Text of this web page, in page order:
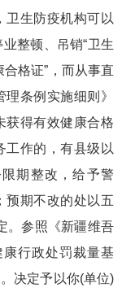
卫生防疫机构可以
整顿、吊销“卫生
格证”，而从事直
条例实施细则》
获得有效健康合格
工作的，有县级以
期整改，给予警
预期不改的处以五
。参照
《新疆维吾
行政处罚裁量基
决定予以你(单位)